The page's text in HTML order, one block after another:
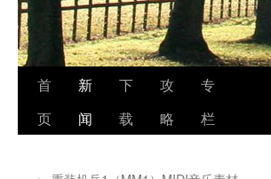
首
页
新
闻
下
载
攻
略
专
栏